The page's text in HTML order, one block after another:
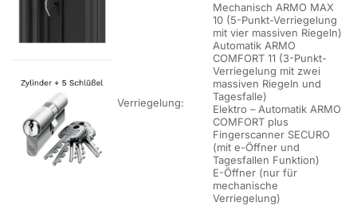
Verriegelung:
Mechanisch ARMO MAX
10 (5-Punkt-Verriegelung
mit vier massiven Riegeln)
Automatik ARMO
COMFORT 11 (3-Punkt-
Verriegelung mit zwei
massiven Riegeln und
Tagesfalle)
Elektro – Automatik ARMO
COMFORT plus
Fingerscanner SECURO
(mit e-Öffner und
Tagesfallen Funktion)
E-Öffner (nur für
mechanische
Verriegelung)